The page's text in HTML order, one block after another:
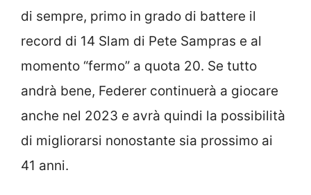
di sempre, primo in grado di battere il
record di 14 Slam di Pete Sampras e al
momento “fermo” a quota 20. Se tutto
andrà bene, Federer continuerà a giocare
anche nel 2023 e avrà quindi la possibilità
di migliorarsi nonostante sia prossimo ai
41 anni.